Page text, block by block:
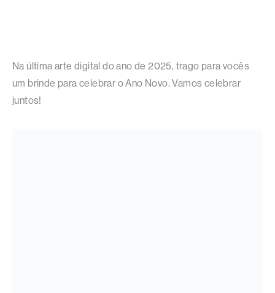
Na última arte digital do ano de 2025, trago para vocês
um brinde para celebrar o Ano Novo. Vamos celebrar
juntos!